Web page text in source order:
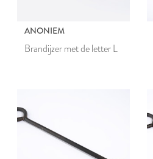
ANONIEM
Brandijzer met de letter L